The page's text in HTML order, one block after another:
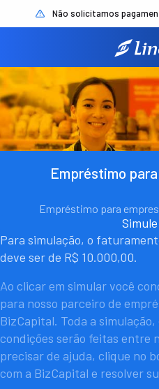
Não solicitamos
Empréstimo
Empréstimo para
Para simulação, o
deve ser de R$ 10.000,00.
Ao clicar em simular você
para nosso parceiro de
BizCapital. Toda a
condições serão feitas entre
precisar de ajuda, clique no
com a BizCapital e resolver